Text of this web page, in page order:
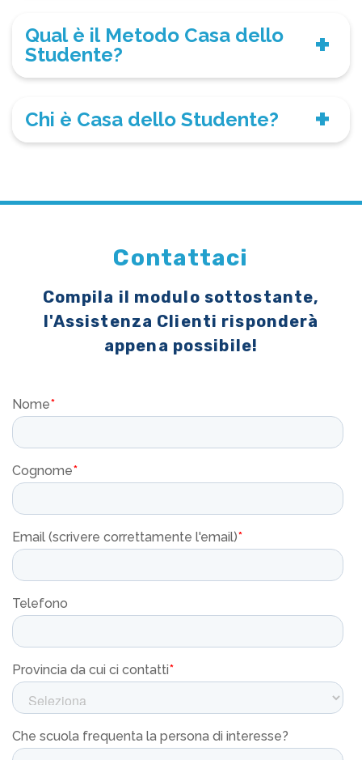
Qual è il Metodo Casa dello
Studente?
Chi è Casa dello Studente?
Contattaci
Compila il modulo sottostante,
l'Assistenza Clienti risponderà
appena possibile!